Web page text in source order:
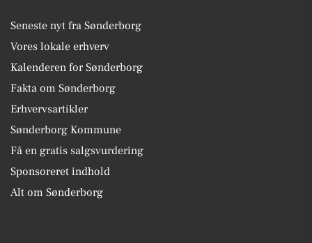
Seneste nyt fra Sønderborg
Vores lokale erhverv
Kalenderen for Sønderborg
Fakta om Sønderborg
Erhvervsartikler
Sønderborg Kommune
Få en gratis salgsvurdering
Sponsoreret indhold
Alt om Sønderborg